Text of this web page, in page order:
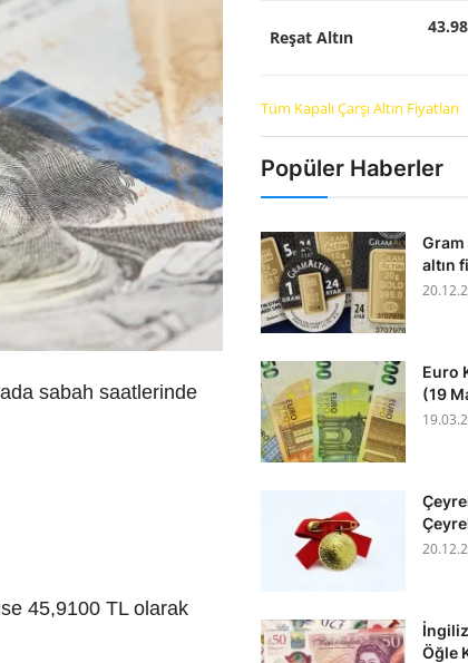
sabah saatlerinde
45,9100 TL olarak
Reşat Altın
Tüm Kapalı Çarşı Altın Fiyatları
Popüler Haberler
Gram
altın
Euro
(19
Öğle